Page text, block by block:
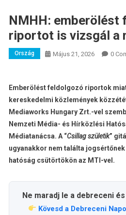
NMHH: emberölést
riportot is vizsgál a
Ország Május 21, 2026 0
Emberölést feldolgozó riportok
kereskedelmi közlemények
Mediaworks Hungary Zrt.-vel
Nemzeti Média- és Hírközlési
Médiatanácsa. A “Csillag születik”
ugyanakkor nem találta
hatóság csütörtökön az MTI-vel.
Ne maradj le a debreceni
Kövesd a Debreceni